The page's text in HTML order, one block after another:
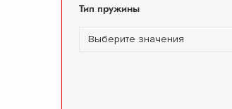
Тип пружины
Выберите значения